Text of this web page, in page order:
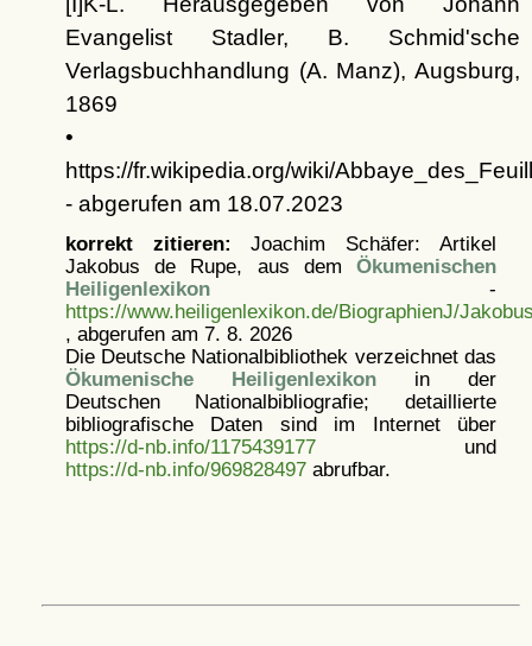
Evangelist Stadler, B. Schmid'sche
Verlagsbuchhandlung (A. Manz), Augsburg,
1869
•
https://fr.wikipedia.org/wiki/
- abgerufen am 18.07.2023
korrekt zitieren: Joachim Schäfer: Artikel
Jakobus de Rupe, aus dem Ökumenischen
Heiligenlexikon-
https://www.heiligenlexikon.de/BiographienJ/
, abgerufen am 7. 8. 2026
Die Deutsche Nationalbibliothek verzeichnet das
Ökumenische Heiligenlexikonin der
Deutschen Nationalbibliografie; detaillierte
bibliografische Daten sind im Internet über
https://d-nb.info/1175439177und
https://d-nb.info/969828497abrufbar.